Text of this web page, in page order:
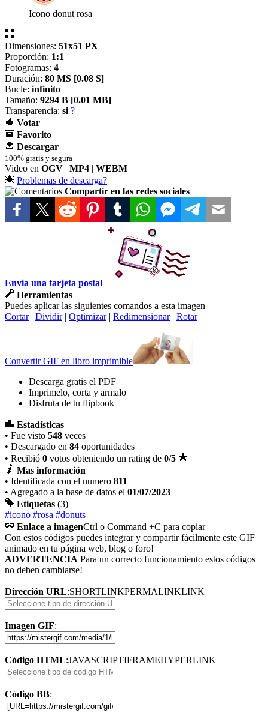
Icono donut rosa
Dimensiones: 51x51 PX
Proporción: 1:1
Fotogramas: 4
Duración: 80 MS [0.08 S]
Bucle: infinito
Tamaño: 9294 B [0.01 MB]
Transparencia: si ?
Votar
Favorito
Descargar
100% gratis y segura
Video en OGV | MP4 | WEBM
Problemas de descarga?
Compartir en las redes sociales
Envia una tarjeta postal
Herramientas
Puedes aplicar las siguientes comandos a esta imagen
Cortar| Dividir| Optimizar| Redimensionar| Rotar
Convertir GIF en libro imprimible
Descarga gratis el PDF
Imprimelo, corta y armalo
Disfruta de tu flipbook
Estadísticas
• Fue visto 548 veces
• Descargado en 84 oportunidades
• Recibió 0 votos obteniendo un rating de 0/5
Mas información
• Identificada con el numero 811
• Agregado a la base de datos el 01/07/2023
Etiquetas (3)
#icono #rosa #donuts
Enlace a imagenCtrl o Command +C para copiar
Con estos códigos puedes integrar y compartir fácilmente este GIF
animado en tu página web, blog o foro!
ADVERTENCIA Para un correcto funcionamiento estos códigos
no deben cambiarse!
Dirección URL:SHORTLINKPERMALINKLINK
Imagen GIF:
Código HTML:JAVASCRIPTIFRAMEHYPERLINK
Código BB: